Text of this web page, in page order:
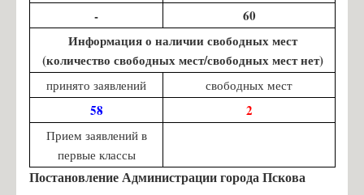
-
60
Информация о наличии свободных мест
(количество свободных мест/свободных мест нет)
принято заявлений свободных мест
58 2
Прием заявлений в
первые классы
Постановление Администрации города Пскова